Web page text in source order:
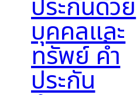
ประกันด้วย
บุคคลและ
ทรัพย์ ค้ำ
ประกัน